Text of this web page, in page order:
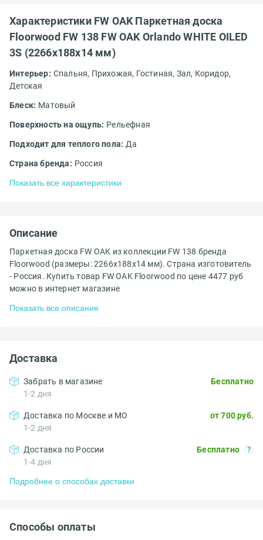
Характеристики FW OAK Паркетная доска
Floorwood FW 138 FW OAK Orlando WHITE OILED
3S (2266x188x14 мм)
Интерьер: Спальня, Прихожая, Гостиная, Зал, Коридор,
Детская
Блеск: Матовый
Поверхность на ощупь: Рельефная
Подходит для теплого пола: Да
Страна бренда: Россия
Показать все характеристики
Описание
Паркетная доска FW OAK из коллекции FW 138 бренда
Floorwood (размеры: 2266x188x14 мм). Страна изготовитель
- Россия. Купить товар FW OAK Floorwood по цене 4477 руб
можно в интернет магазине
Показать все описание
Доставка
Забрать в магазине
1-2 дня
Бесплатно
Доставка по Москве и МО
1-2 дня
от 700 руб.
Доставка по России
1-4 дня
Бесплатно
Подробнее о способах доставки
Способы оплаты